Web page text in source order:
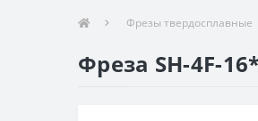
Фрезы твердосплавные
Фреза SH-4F-